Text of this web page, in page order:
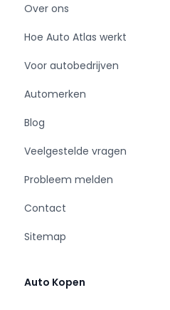
Over ons
Hoe Auto Atlas werkt
Voor autobedrijven
Automerken
Blog
Veelgestelde vragen
Probleem melden
Contact
Sitemap
Auto Kopen